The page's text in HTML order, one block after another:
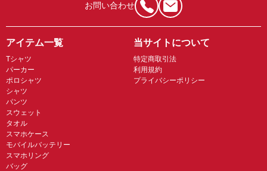
お問い合わせ
アイテム一覧
Tシャツ
パーカー
ポロシャツ
シャツ
パンツ
スウェット
タオル
スマホケース
モバイルバッテリー
スマホリング
バッグ
当サイトについて
特定商取引法
利用規約
プライバシーポリシー